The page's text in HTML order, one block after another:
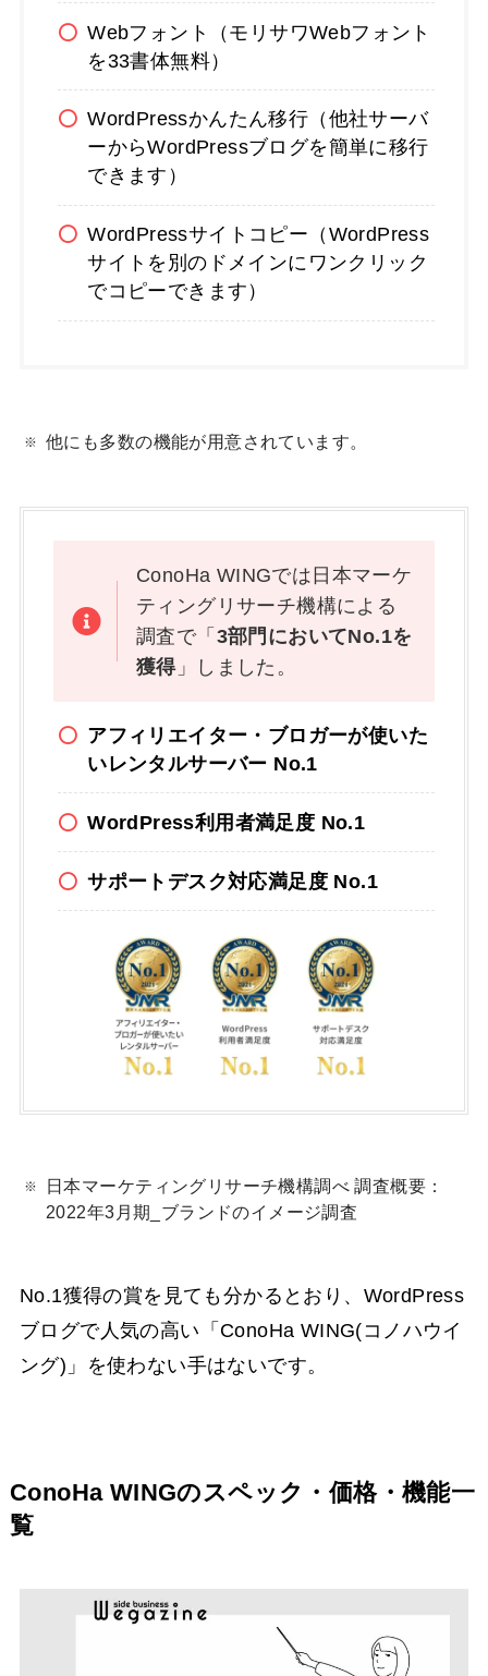
Webフォント（モリサワWebフォント
を33書体無料）
WordPressかんたん移行（他社サーバ
ーからWordPressブログを簡単に移行
できます）
WordPressサイトコピー（WordPress
サイトを別のドメインにワンクリック
でコピーできます）
他にも多数の機能が用意されています。
ConoHa WINGでは日本マーケ
ティングリサーチ機構による
調査で「 3部門においてNo.1を
獲得」しました。
アフィリエイター・ブロガーが使いた
いレンタルサーバー No.1
WordPress利用者満足度 No.1
サポートデスク対応満足度 No.1
日本マーケティングリサーチ機構調べ 調査概要：
2022年3月期_ブランドのイメージ調査
No.1獲得の賞を見ても分かるとおり、WordPress
ブログで人気の高い「ConoHa WING(コノハウイ
ング)」を使わない手はないです。
ConoHa WINGのスペック・価格・機能一
覧